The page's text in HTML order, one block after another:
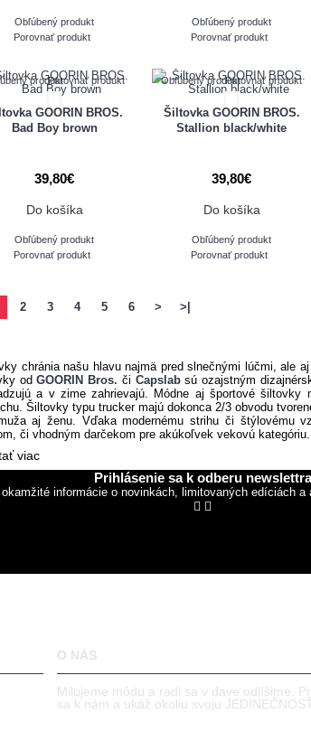
Obľúbený produkt
Porovnať produkt
Obľúbený produkt
Porovnať produkt
produktPorovnať produkt
GOORIN BROS.
Bad Boy brown
39,80€
Do košíka
Obľúbený produkt
Porovnať produkt
Obľúbený produktPorovnať produkt
Šiltovka GOORIN BROS.
Stallion black/white
39,80€
Do košíka
Obľúbený produkt
Porovnať produkt
2 3 4 5 6 > >|
chránia našu hlavu najmä pred slnečnými lúčmi, ale
odGOORIN Bros. či Capslabsú ozajstným
a v zime zahrievajú. Módne aj športové šiltovky
Šiltovky typu trucker majú dokonca 2/3 obvodu
aj ženu. Vďaka modernému strihu či štýlovému
či vhodným darčekom pre akúkoľvek vekovú kategóriu.
viac
Prihlásenie sa k odberu newslettra
informácie o novinkách, limitovaných edíciách a
O NÁS
Milujeme módu a radi sa v dave odlíšime.
sa k nám a ukáž okoliu svoju